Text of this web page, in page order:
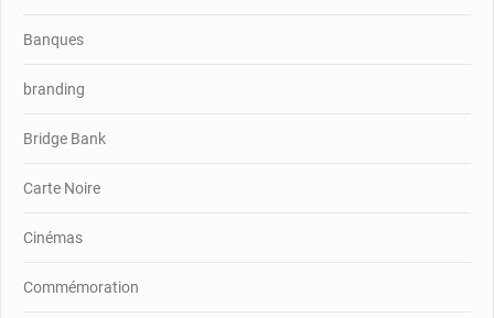
Banques
branding
Bridge Bank
Carte Noire
Cinémas
Commémoration